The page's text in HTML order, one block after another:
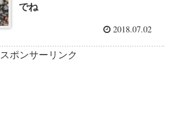
でね
2018.07.02
スポンサーリンク